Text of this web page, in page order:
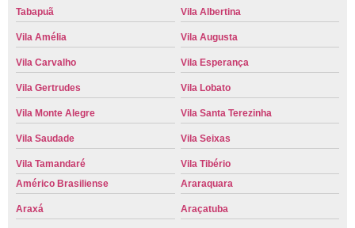
Tabapuã Vila Albertina
Vila Amélia Vila Augusta
Vila Carvalho Vila Esperança
Vila Gertrudes Vila Lobato
Vila Monte Alegre Vila Santa Terezinha
Vila Saudade Vila Seixas
Vila Tamandaré
Vila Tibério
Américo Brasiliense
Araraquara
Araxá Araçatuba